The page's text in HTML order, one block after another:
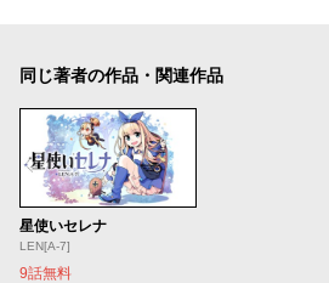
同じ著者の作品・関連作品
星使いセレナ
LEN[A-7]
9話無料